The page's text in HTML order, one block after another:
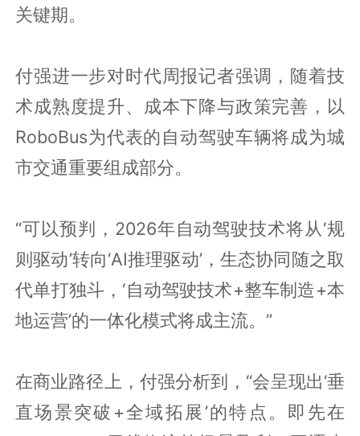
关键期。
付强进一步对时代周报记者强调，随着技
术成熟度提升、成本下降与政策完善，以
RoboBus为代表的自动驾驶车辆将成为城
市交通重要组成部分。
“可以预判，2026年自动驾驶技术将从‘规
则驱动’转向‘AI推理驱动’，生态协同随之取
代单打独斗，‘自动驾驶技术+整车制造+本
地运营’的一体化模式将成主流。”
在商业路径上，付强分析到，“会呈现出‘垂
直场景突破+全域拓展’的特点。即先在